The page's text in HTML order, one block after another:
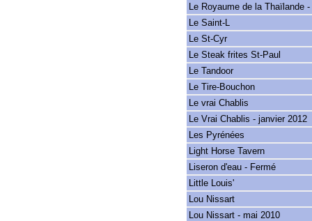
Le Royaume de la Thaïlande
Le Saint-L
Le St-Cyr
Le Steak frites St-Paul
Le Tandoor
Le Tire-Bouchon
Le vrai Chablis
Le Vrai Chablis - janvier 2012
Les Pyrénées
Light Horse Tavern
Liseron d'eau - Fermé
Little Louis'
Lou Nissart
Lou Nissart - mai 2010